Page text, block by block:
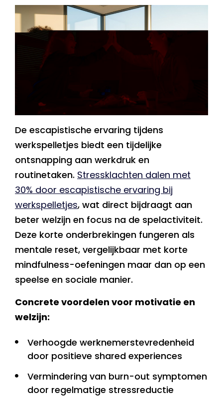
De escapistische ervaring tijdens
werkspelletjes biedt een tijdelijke
ontsnapping aan werkdruk en
routinetaken. Stressklachten dalen met
30% door escapistische ervaring bij
werkspelletjes, wat direct bijdraagt aan
beter welzijn en focus na de spelactiviteit.
Deze korte onderbrekingen fungeren als
mentale reset, vergelijkbaar met korte
mindfulness-oefeningen maar dan op een
speelse en sociale manier.
Concrete voordelen voor motivatie en
welzijn:
Verhoogde werknemerstevredenheid
door positieve shared experiences
Vermindering van burn-out symptomen
door regelmatige stressreductie